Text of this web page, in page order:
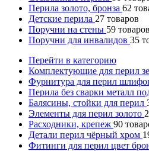
Перила золото, бронза 62
Детские перила 27 товаров
Поручни на стены 59 товаров
Поручни для инвалидов 35
Перейти в категорию
Комплектующие для перил
Фурнитура для перил
Перила без сварки металл
Балясины, стойки для перил
Элементы для перил золото
Расходники, крепеж 90
Детали перил чёрный хром
Фитинги для перил цвет